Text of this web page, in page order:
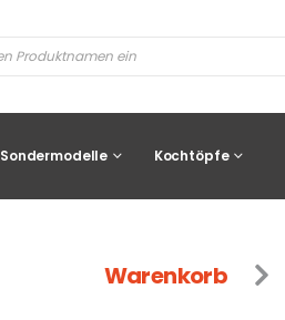
Sondermodelle Kochtöpfe
Warenkorb